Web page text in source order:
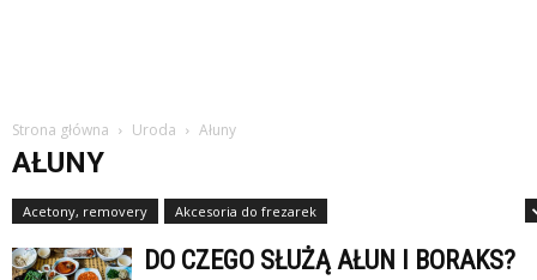
Strona główna Uroda Ałuny
AŁUNY
Acetony, removery
Akcesoria do frezarek
DO CZEGO SŁUŻĄ AŁUN I BORAKS?